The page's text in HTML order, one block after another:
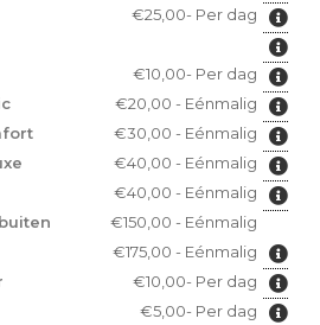
€25,00- Per dag
€10,00- Per dag
€20,00 - Eénmalig
€30,00 - Eénmalig
€40,00 - Eénmalig
€40,00 - Eénmalig
€150,00 - Eénmalig
€175,00 - Eénmalig
€10,00- Per dag
€5,00- Per dag